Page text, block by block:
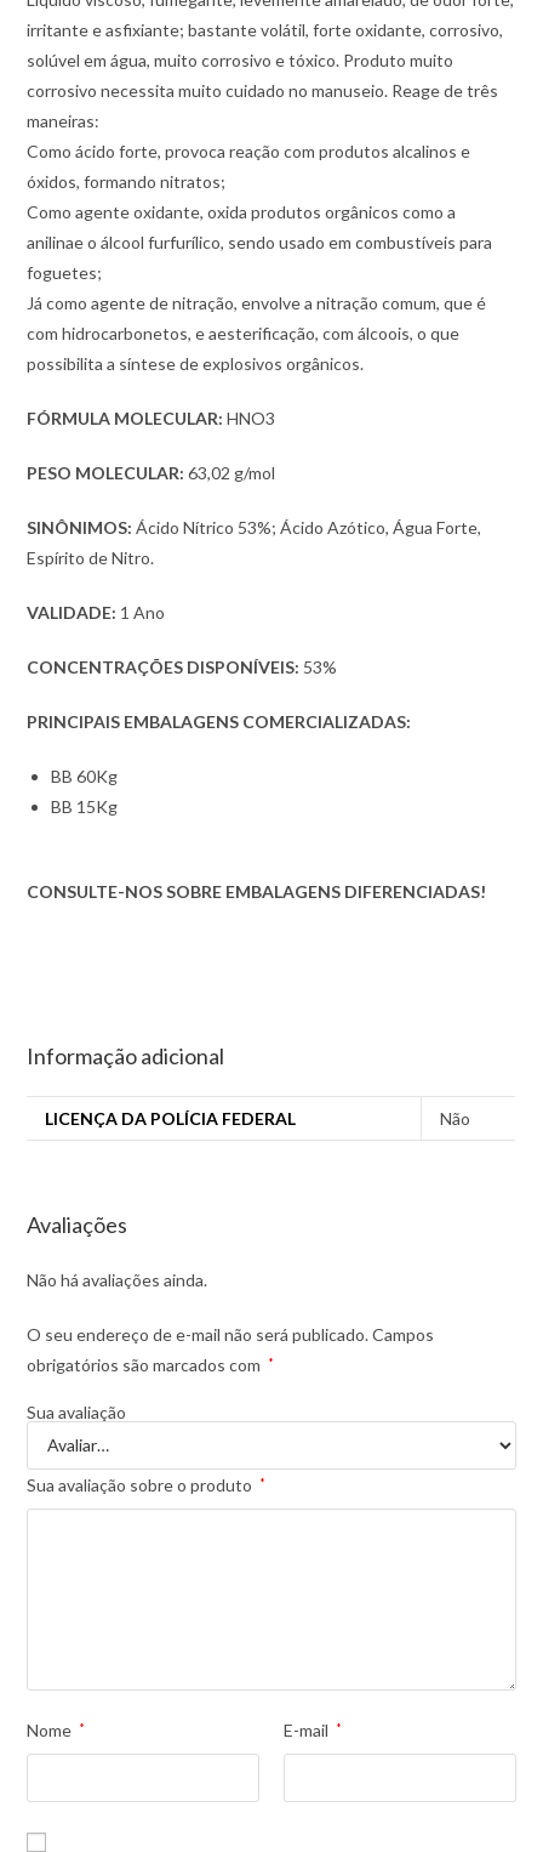
irritante e asfixiante; bastante volátil, forte oxidante, corrosivo,
solúvel em água, muito corrosivo e tóxico. Produto muito
corrosivo necessita muito cuidado no manuseio. Reage de três
maneiras:
Como ácido forte, provoca reação com produtos alcalinos e
óxidos, formando nitratos;
Como agente oxidante, oxida produtos orgânicos como a
anilinae o álcool furfurílico, sendo usado em combustíveis para
foguetes;
Já como agente de nitração, envolve a nitração comum, que é
com hidrocarbonetos, e aesterificação, com álcoois, o que
possibilita a síntese de explosivos orgânicos.
FÓRMULA MOLECULAR:HNO3
PESO MOLECULAR:63,02 g/mol
SINÔNIMOS:Ácido Nítrico 53%; Ácido Azótico, Água Forte,
Espírito de Nitro.
VALIDADE: 1 Ano
CONCENTRAÇÕES DISPONÍVEIS: 53%
PRINCIPAIS EMBALAGENS COMERCIALIZADAS:
BB 60Kg
BB 15Kg
CONSULTE-NOS SOBRE EMBALAGENS DIFERENCIADAS!
Informação adicional
LICENÇA DA POLÍCIA FEDERAL Não
Avaliações
Não há avaliações ainda.
O seu endereço de e-mail não será publicado. Campos
obrigatórios são marcados com
*
Sua avaliação
Sua avaliação sobre o produto *
Nome * E-mail *